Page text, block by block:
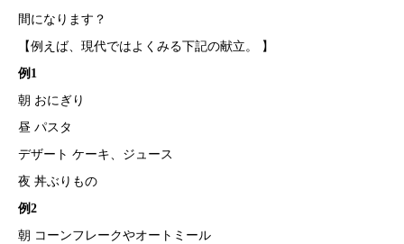
間になります？
【例えば、現代ではよくみる下記の献立。 】
例1
朝 おにぎり
昼 パスタ
デザート ケーキ、ジュース
夜 丼ぶりもの
例2
朝 コーンフレークやオートミール